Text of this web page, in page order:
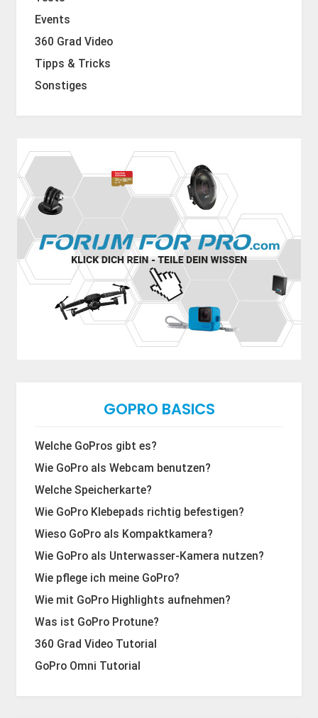
Events
360 Grad Video
Tipps & Tricks
Sonstiges
GOPRO BASICS
Welche GoPros gibt es?
Wie GoPro als Webcam benutzen?
Welche Speicherkarte?
Wie GoPro Klebepads richtig befestigen?
Wieso GoPro als Kompaktkamera?
Wie GoPro als Unterwasser-Kamera nutzen?
Wie pflege ich meine GoPro?
Wie mit GoPro Highlights aufnehmen?
Was ist GoPro Protune?
360 Grad Video Tutorial
GoPro Omni Tutorial